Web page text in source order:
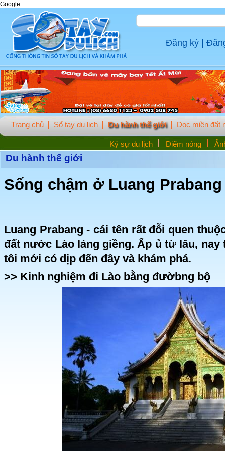
Google+
Đăng ký
Trang chủ Sổ tay du lịch Du hành thế giới
Ký sự du lịch Điểm nóng
Dọc miền đất
Du hành thế giới
Sống chậm ở Luang Prabang
Luang Prabang - cái tên rất đỗi quen
đất nước Lào láng giềng. Ấp ủ từ lâu, nay
tôi mới có dịp đến đây và khám phá.
>> Kinh nghiệm đi Lào bằng đườbng bộ